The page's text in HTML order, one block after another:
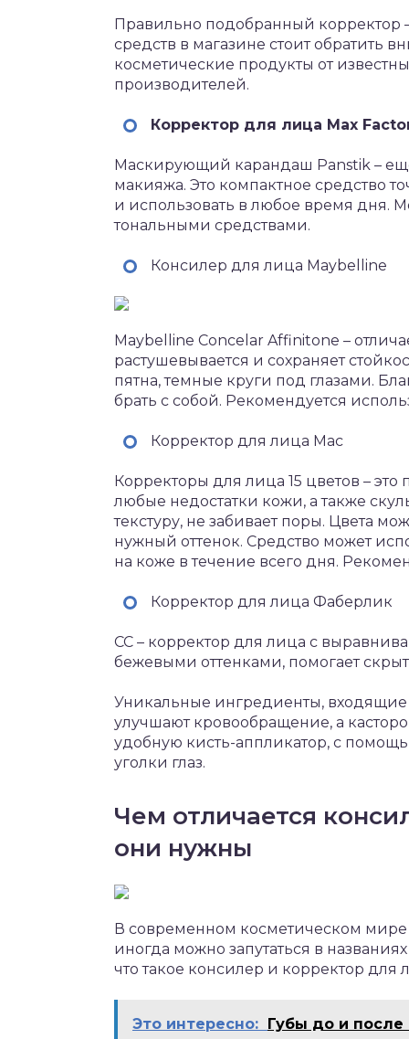
Правильно подобранный корректор
средств в магазине стоит обратить
косметические продукты от
производителей.
Корректор для лица Max
Маскирующий карандаш Panstik –
макияжа. Это компактное средство
и использовать в любое время дня.
тональными средствами.
Консилер для лица Maybelline
Maybelline Concelar Affinitone –
растушевывается и сохраняет
пятна, темные круги под глазами.
брать с собой. Рекомендуется
Корректор для лица Mac
Корректоры для лица 15 цветов – это
любые недостатки кожи, а также
текстуру, не забивает поры. Цвета
нужный оттенок. Средство может
на коже в течение всего дня.
Корректор для лица Фаберлик
CC – корректор для лица с
бежевыми оттенками, помогает
Уникальные ингредиенты, входящие
улучшают кровообращение, а
удобную кисть-аппликатор, с
уголки глаз.
Чем отличается
они нужны
В современном косметическом мире
иногда можно запутаться в
что такое консилер и корректор
Это интересно: Губы до и после